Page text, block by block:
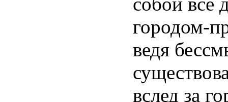
городом-
ведя
вслед за